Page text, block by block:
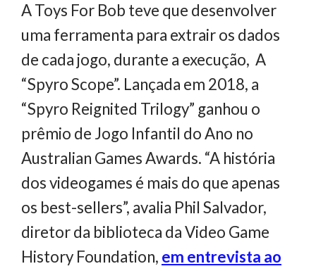
A Toys For Bob teve que desenvolver
uma ferramenta para extrair os dados
de cada jogo, durante a execução, A
“Spyro Scope”. Lançada em 2018, a
“Spyro Reignited Trilogy” ganhou o
prêmio de Jogo Infantil do Ano no
Australian Games Awards. “A história
dos videogames é mais do que apenas
os best-sellers”, avalia Phil Salvador,
diretor da biblioteca da Video Game
History Foundation, em entrevista ao